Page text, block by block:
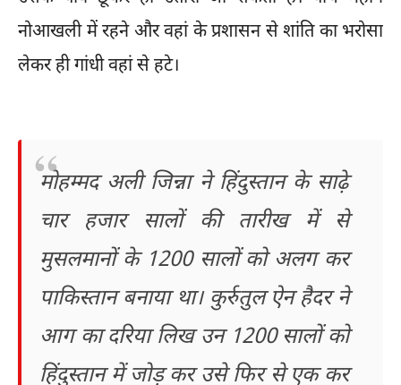
नोआखली में रहने और वहां के प्रशासन से शांति का भरोसा
लेकर ही गांधी वहां से हटे।
मोहम्मद अली जिन्ना ने हिंदुस्तान के साढ़े
चार हजार सालों की तारीख में से
मुसलमानों के 1200 सालों को अलग कर
पाकिस्तान बनाया था। कुर्रुतुल ऐन हैदर ने
आग का दरिया लिख उन 1200 सालों को
हिंदुस्तान में जोड़ कर उसे फिर से एक कर